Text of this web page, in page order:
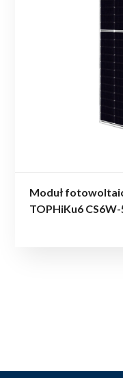
Moduł
TOPHiKu6